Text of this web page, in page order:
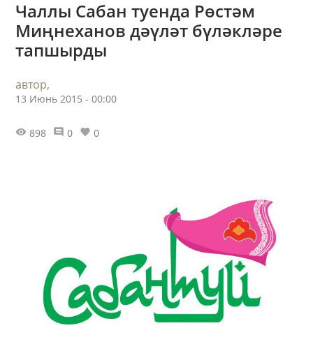
Чаллы Сабан туенда Рөстәм
Миңнеханов дәүләт бүләкләре
тапшырды
автор,
13 Июнь 2015 - 00:00
898 0 0